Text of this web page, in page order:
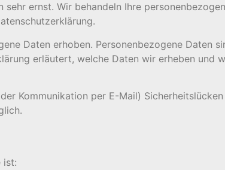
ernst. Wir behandeln Ihre
Daten erhoben. Personenbezogene Daten
erläutert, welche Daten wir erheben und
Kommunikation per E-Mail)
ist: